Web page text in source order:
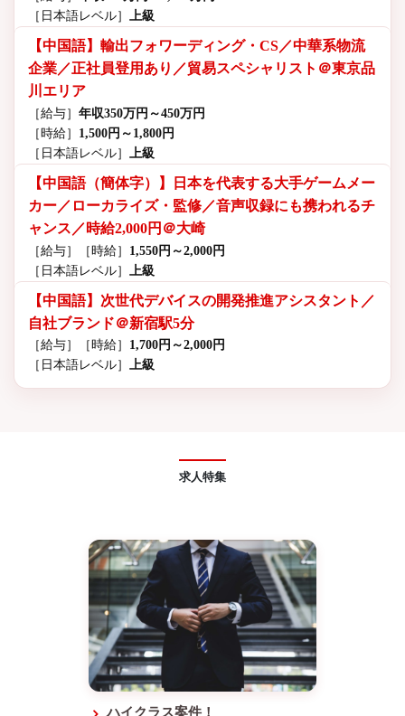
［日本語レベル］ 上級
【中国語】輸出フォワーディング・CS／中華系物流
企業／正社員登用あり／貿易スペシャリスト＠東京品
川エリア
［給与］ 年収350万円～450万円
［時給］ 1,500円～1,800円
［日本語レベル］ 上級
【中国語（簡体字）】日本を代表する大手ゲームメー
カー／ローカライズ・監修／音声収録にも携われるチ
ャンス／時給2,000円＠大崎
［給与］ ［時給］ 1,550円～2,000円
［日本語レベル］
上級
【中国語】次世代デバイスの開発推進アシスタント／
自社ブランド＠新宿駅5分
［給与］ ［時給］ 1,700円～2,000円
［日本語レベル］ 上級
求人特集
ハイクラス案件！